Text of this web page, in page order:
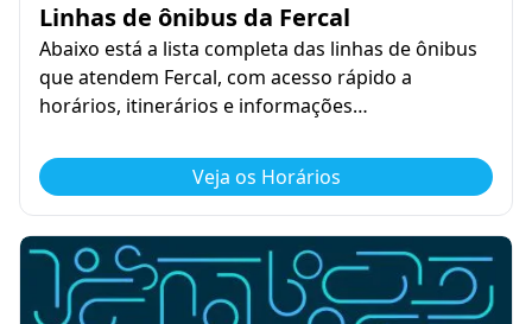
Linhas de ônibus da Fercal
Abaixo está a lista completa das linhas de ônibus
que atendem Fercal, com acesso rápido a
horários, itinerários e informações…
Veja os Horários